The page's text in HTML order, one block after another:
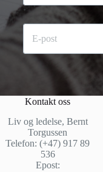
v
n
N
a
Last
E
-
p
*Kontakt oss
Liv og ledelse, Bernt
Torgussen
Telefon: (+47) 917 89
536
Epost: